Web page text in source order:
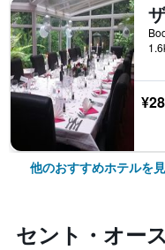
他のおすすめホテルを
セント・オー